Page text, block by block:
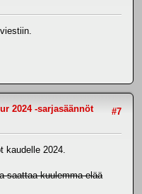
#7
2024 -sarjasäännöt
kaudelle 2024.
saattaa kuulemma elää